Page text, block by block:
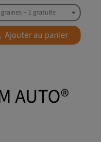
Ajouter au panier
AUTO®